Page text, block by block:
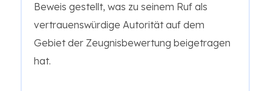
Beweis gestellt, was zu seinem Ruf als
vertrauenswürdige Autorität auf dem
Gebiet der Zeugnisbewertung beigetragen
hat.